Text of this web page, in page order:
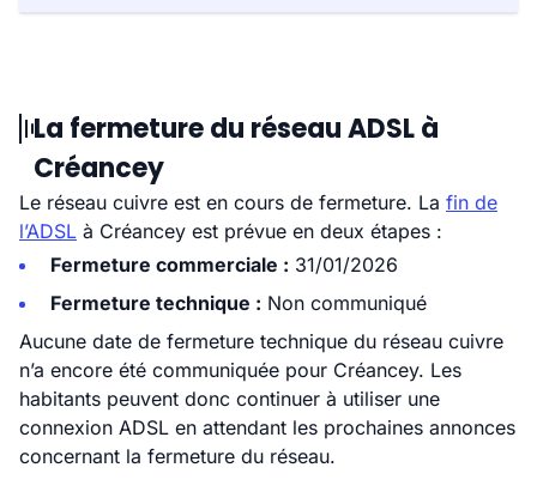
La fermeture du réseau ADSL à
Créancey
Le réseau cuivre est en cours de fermeture. La fin de
l’ADSL à Créancey est prévue en deux étapes :
Fermeture commerciale : 31/01/2026
Fermeture technique : Non communiqué
Aucune date de fermeture technique du réseau cuivre
n’a encore été communiquée pour Créancey. Les
habitants peuvent donc continuer à utiliser une
connexion ADSL en attendant les prochaines annonces
concernant la fermeture du réseau.